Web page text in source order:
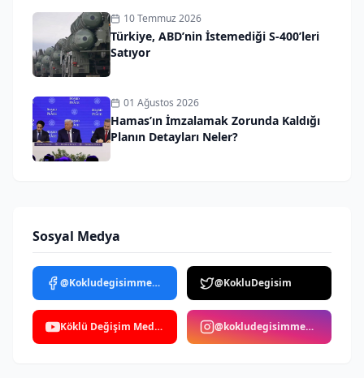
10 Temmuz 2026
Türkiye, ABD’nin İstemediği S-400’leri
Satıyor
01 Ağustos 2026
Hamas’ın İmzalamak Zorunda Kaldığı
Planın Detayları Neler?
Sosyal Medya
@Kokludegisimmedya @KokluDegisim
Köklü Değişim Medya @kokludegisimmedya